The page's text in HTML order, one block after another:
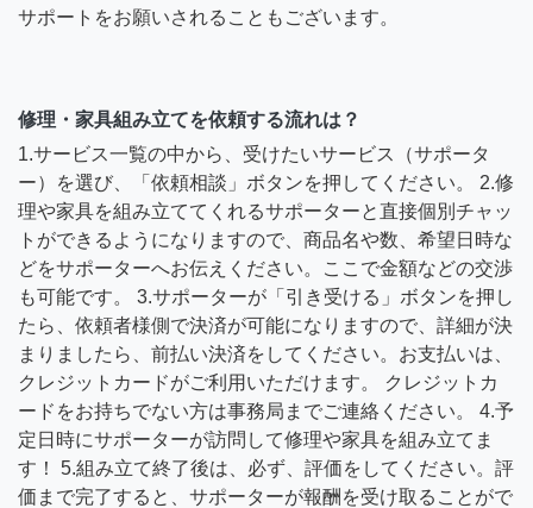
サポートをお願いされることもございます。
修理・家具組み立てを依頼する流れは？
1.サービス一覧の中から、受けたいサービス（サポータ
ー）を選び、「依頼相談」ボタンを押してください。 2.修
理や家具を組み立ててくれるサポーターと直接個別チャッ
トができるようになりますので、商品名や数、希望日時な
どをサポーターへお伝えください。ここで金額などの交渉
も可能です。 3.サポーターが「引き受ける」ボタンを押し
たら、依頼者様側で決済が可能になりますので、詳細が決
まりましたら、前払い決済をしてください。お支払いは、
クレジットカードがご利用いただけます。 クレジットカ
ードをお持ちでない方は事務局までご連絡ください。 4.予
定日時にサポーターが訪問して修理や家具を組み立てま
す！ 5.組み立て終了後は、必ず、評価をしてください。評
価まで完了すると、サポーターが報酬を受け取ることがで